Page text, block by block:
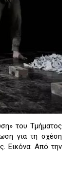
του Τμήματος
για τη σχέση
Εικόνα: Από την